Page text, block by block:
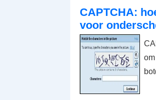
CAPTCHA:
voor